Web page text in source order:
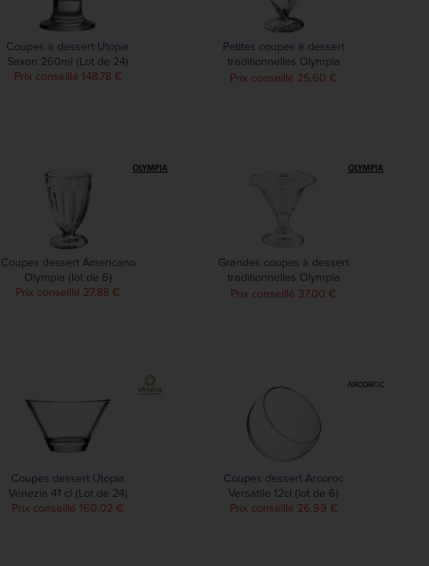
Coupes à dessert Utopia
Saxon 260ml (Lot de 24)
Prix conseillé 148,78 €
Petites coupes à dessert
traditionnelles Olympia
128ml (lot de 6)
Prix conseillé 25,60 €
Coupes dessert Americano
Olympia (lot de 6)
Prix conseillé 27,88 €
Grandes coupes à dessert
traditionnelles Olympia
185ml (lot de 6)
Prix conseillé 37,00 €
Coupes dessert Utopia
Venezia 41 cl (Lot de 24)
Prix conseillé 160,02 €
Coupes dessert Arcoroc
Versatile 12cl (lot de 6)
Prix conseillé 26,99 €